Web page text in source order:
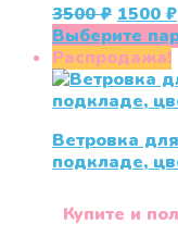
3500₽
цена
3500
1500 ₽
Выберите
Распродажа!
Ветровка
подкладе,
Купите и